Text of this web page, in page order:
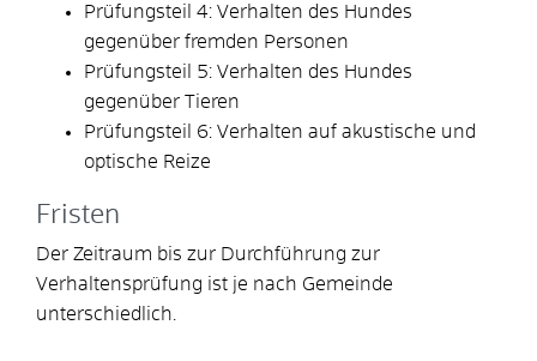
Prüfungsteil 4: Verhalten des Hundes
gegenüber fremden Personen
Prüfungsteil 5: Verhalten des Hundes
gegenüber Tieren
Prüfungsteil 6: Verhalten auf akustische und
optische Reize
Fristen
Der Zeitraum bis zur Durchführung zur
Verhaltensprüfung ist je nach Gemeinde
unterschiedlich.